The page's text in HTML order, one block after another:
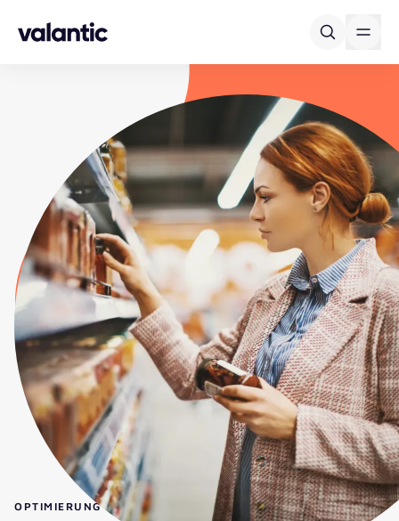
OPTIMIERUNG DER LOGISTIKPROZESSE